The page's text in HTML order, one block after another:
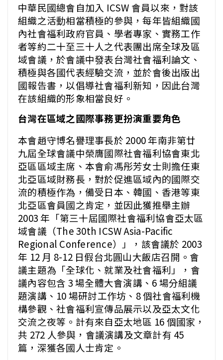
中華民國總會自加入 ICSW 會員以來，對該
組織之活動相當積極的參與，每年皆組織國
內社會福利政府官員、學者專家、實務工作
者等約二十至三十人之代表團出席全球及區
域會議，於會議中發表台灣社會福利論文、
積極與各國代表經驗交流，並於會後出版出
國報告書，以倡導社會福利新知，因此台灣
在該組織的形象相當良好。
台灣在區域之國際事務更扮演重要角色
本會趙守博名譽理事長於 2000 年南非第廿
九屆全球會議中榮膺國際社會福利協會東北
亞區區域主席、本會俞馮彤芳女士則擔任東
北亞區域財務長，對於促進區域內的國際交
流的積極作為，備受日本、韓國、香港等東
北亞區會員國之肯定，並因此獲推舉主辦
2003 年「第三十屆國際社會福利協會亞太區
域會議（The 30th ICSW Asia-Pacific
Regional Conference）」，該會議於 2003
年 12 月 8-12 日假台北圓山大飯店召開。會
議主題為「全球化、就業及社會福利」，會
議內容包含 3 場全體大會演講、6 場分組議
題演講、10 場研討工作坊、8 個社會福利機
構參觀、社會福利宣傳品展示以及亞太文化
交流之夜等。計有來自亞太地區 16 個國家，
共 272 人參與，會議演講及文章計有 45
篇，深獲各國人士肯定。